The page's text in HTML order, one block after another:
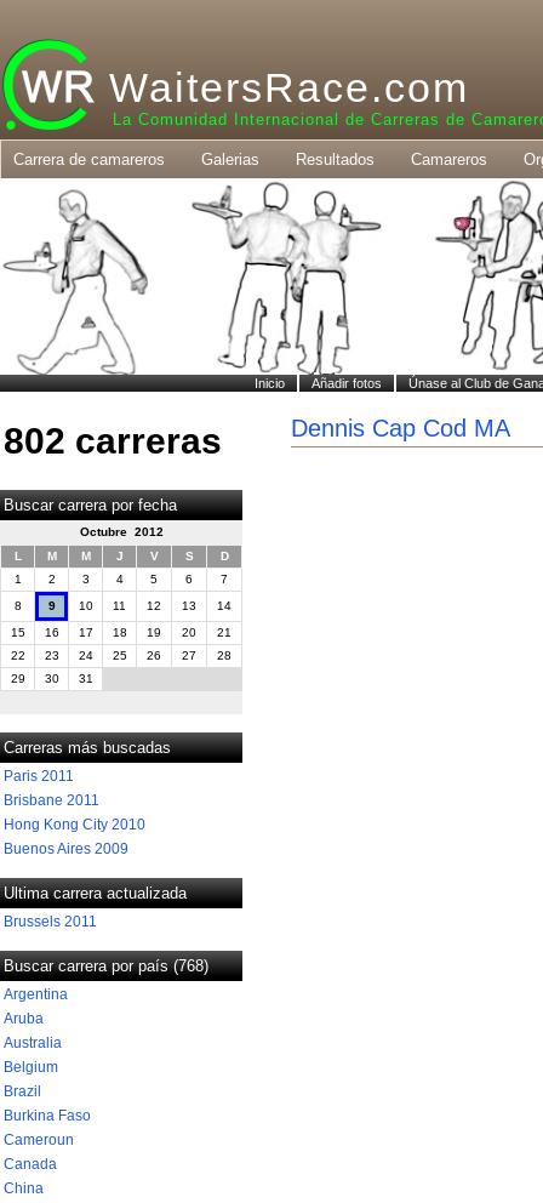
WaitersRace.com
La Comunidad Internacional de Carreras de
Carrera de camareros Galerias Resultados Camareros
Inicio Añadir fotos Únase al Club de
802 carreras
Buscar carrera por fecha
Octubre 2012
L
M M J V S
D
1
2 3 4 5 6
7
8
9 10 11 12 13
14
15
16 17 18 19 20
21
22
23 24 25 26 27
28
29
30 31
Carreras más buscadas
Paris 2011
Brisbane 2011
Hong Kong City 2010
Buenos Aires 2009
Ultima carrera actualizada
Brussels 2011
Buscar carrera por país (768)
Argentina
Aruba
Australia
Belgium
Brazil
Burkina Faso
Cameroun
Canada
China
Dennis Cap Cod MA